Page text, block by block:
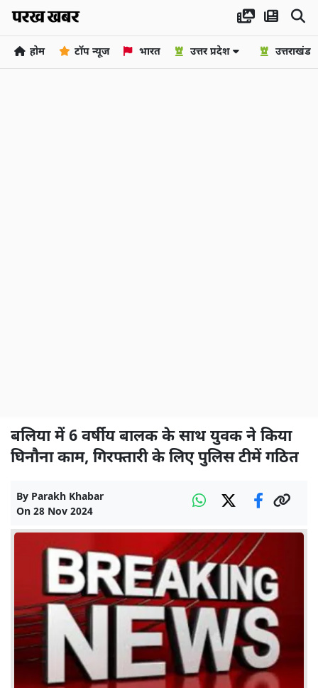
होम टॉप न्यूज भारत उत्तर प्रदेश उत्तराखंड
बलिया में 6 वर्षीय बालक के साथ युवक ने किया
घिनौना काम, गिरफ्तारी के लिए पुलिस टीमें गठित
By Parakh Khabar
On 28 Nov 2024